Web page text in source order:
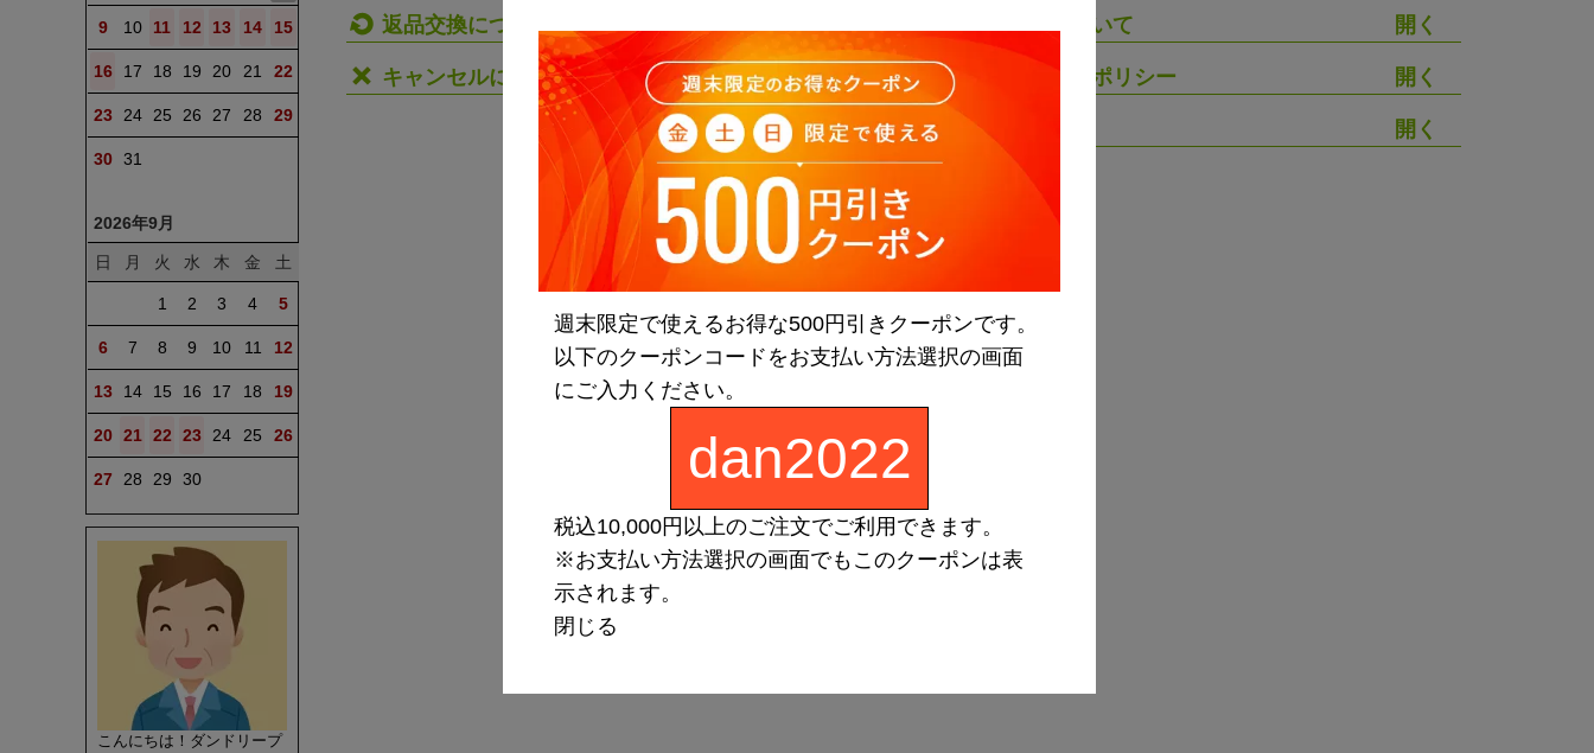
9 10 11 12 13 14 15
16 17 18 19 20 21 22
23 24 25 26 27 28 29
30 31
2026年9月
日 月 火 水 木 金 土
1 2 3 4 5
6 7 8 9 10 11 12
13 14 15 16 17 18 19
20 21 22 23 24 25 26
27 28 29 30
こんにちは！ダンドリープ
返品交換について
キャンセルについて
営業時間について
プライバシーポリシー
お問い合わせ
週末限定で使えるお得な500円引きクーポンです。
以下のクーポンコードをお支払い方法選択の画面
にご入力ください。
dan2022
税込10,000円以上のご注文でご利用できます。
※お支払い方法選択の画面でもこのクーポンは表
示されます。
閉じる